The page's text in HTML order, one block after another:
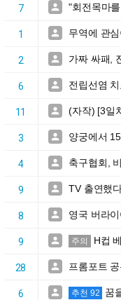
7  "회전목마
1  무역에 관
2  가짜 싸패,
6  전립선염
11  (자작) [3일
3  양궁에서
4  축구협회,
9  TV 출연했
8  영국 버라
9  주의 H컵
28  프롬포트
6  추천 92 꿈